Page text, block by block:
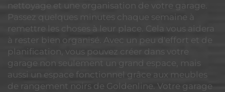
nettoyage et une organisation de votre garage.
Passez quelques minutes chaque semaine à
remettre les choses à leur place. Cela vous aidera
à rester bien organisé. Avec un peu d'effort et de
planification, vous pouvez créer dans votre
garage non seulement un grand espace, mais
aussi un espace fonctionnel grâce aux meubles
de rangement noirs de Goldenline. Votre garage